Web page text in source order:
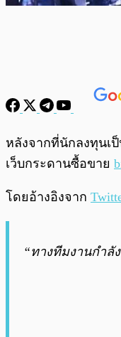
พร้อมเล่น
หลังจากที่นักลงทุนเ
เว็บกระดานซื้อขาย
โดยอ้างอิงจาก
“ทางทีมงานกำลั